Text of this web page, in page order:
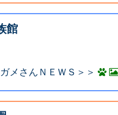
館
メさんＮＥＷＳ＞＞